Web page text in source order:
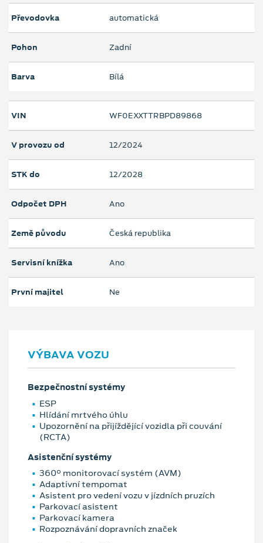
Převodovka automatická
Pohon Zadní
Barva Bílá
VIN WF0EXXTTRBPD89868
V provozu od 12/2024
STK do 12/2028
Odpočet DPH Ano
Země původu Česká republika
Servisní knížka Ano
První majitel Ne
VÝBAVA VOZU
Bezpečnostní systémy
ESP
Hlídání mrtvého úhlu
Upozornění na přijíždějící vozidla při couvání
(RCTA)
Asistenční systémy
360° monitorovací systém (AVM)
Adaptivní tempomat
Asistent pro vedení vozu v jízdních pruzích
Parkovací asistent
Parkovací kamera
Rozpoznávání dopravních značek